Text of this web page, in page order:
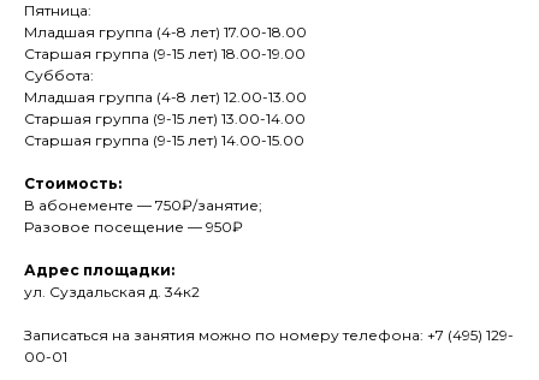
Пятница:
Младшая группа (4-8 лет) 17.00-18.00
Старшая группа (9-15 лет) 18.00-19.00
Суббота:
Младшая группа (4-8 лет) 12.00-13.00
Старшая группа (9-15 лет) 13.00-14.00
Старшая группа (9-15 лет) 14.00-15.00
Стоимость:
В абонементе — 750₽/занятие;
Разовое посещение — 950₽
Адрес площадки:
ул. Суздальская д. 34к2
Записаться на занятия можно по номеру телефона: +7 (495) 129-
00-01